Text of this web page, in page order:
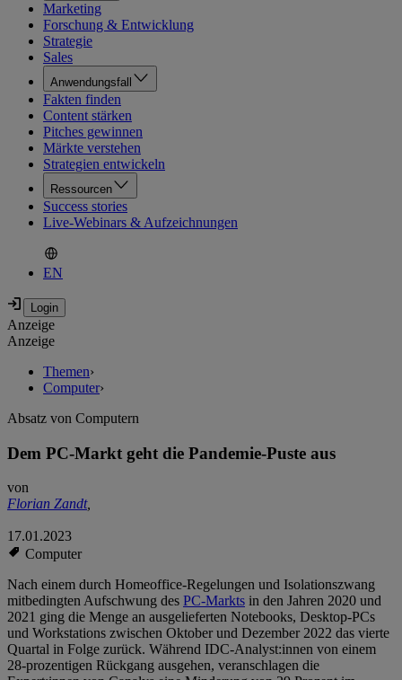
Marketing
Forschung & Entwicklung
Strategie
Sales
Anwendungsfall
Fakten finden
Content stärken
Pitches gewinnen
Märkte verstehen
Strategien entwickeln
Ressourcen
Success stories
Live-Webinars & Aufzeichnungen
EN
Anzeige
Anzeige
Themen›
Computer›
Absatz von Computern
Dem PC-Markt geht die Pandemie-Puste aus
von
Florian Zandt,
17.01.2023
Computer
Nach einem durch Homeoffice-Regelungen und Isolationszwang
mitbedingten Aufschwung des PC-Markts in den Jahren 2020 und
2021 ging die Menge an ausgelieferten Notebooks, Desktop-PCs
und Workstations zwischen Oktober und Dezember 2022 das vierte
Quartal in Folge zurück. Während IDC-Analyst:innen von einem
28-prozentigen Rückgang ausgehen, veranschlagen die